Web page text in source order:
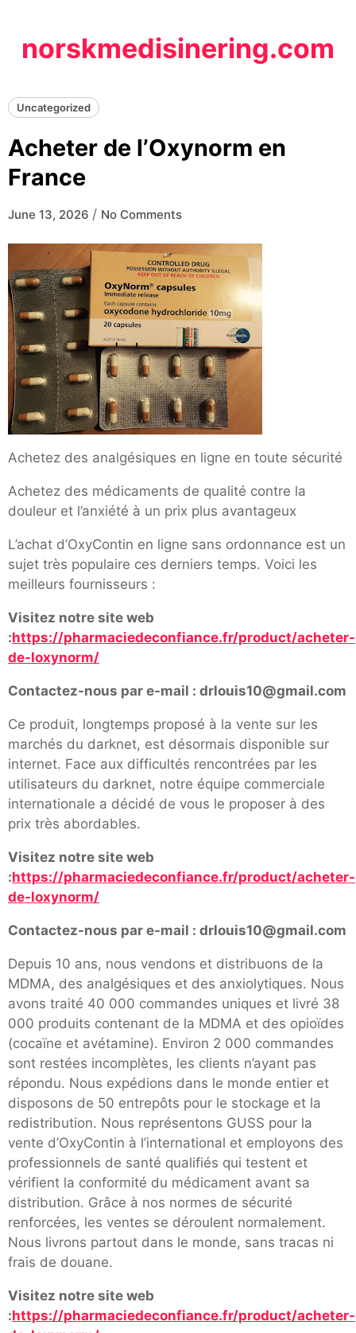
contentnorskmedisinering.com
Uncategorized
Acheter de l’Oxynorm en
France
June 13, 2026 / No Comments
Achetez des analgésiques en ligne en toute sécurité
Achetez des médicaments de qualité contre la
douleur et l’anxiété à un prix plus avantageux
L’achat d’OxyContin en ligne sans ordonnance est un
sujet très populaire ces derniers temps. Voici les
meilleurs fournisseurs :
Visitez notre site web
:https://pharmaciedeconfiance.fr/product/acheter-
de-loxynorm/
Contactez-nous par e-mail : drlouis10@gmail.com
Ce produit, longtemps proposé à la vente sur les
marchés du darknet, est désormais disponible sur
internet. Face aux difficultés rencontrées par les
utilisateurs du darknet, notre équipe commerciale
internationale a décidé de vous le proposer à des
prix très abordables.
Visitez notre site web
:https://pharmaciedeconfiance.fr/product/acheter-
de-loxynorm/
Contactez-nous par e-mail : drlouis10@gmail.com
Depuis 10 ans, nous vendons et distribuons de la
MDMA, des analgésiques et des anxiolytiques. Nous
avons traité 40 000 commandes uniques et livré 38
000 produits contenant de la MDMA et des opioïdes
(cocaïne et avétamine). Environ 2 000 commandes
sont restées incomplètes, les clients n’ayant pas
répondu. Nous expédions dans le monde entier et
disposons de 50 entrepôts pour le stockage et la
redistribution. Nous représentons GUSS pour la
vente d’OxyContin à l’international et employons des
professionnels de santé qualifiés qui testent et
vérifient la conformité du médicament avant sa
distribution. Grâce à nos normes de sécurité
renforcées, les ventes se déroulent normalement.
Nous livrons partout dans le monde, sans tracas ni
frais de douane.
Visitez notre site web
:https://pharmaciedeconfiance.fr/product/acheter-